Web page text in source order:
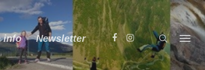
info Newsletter